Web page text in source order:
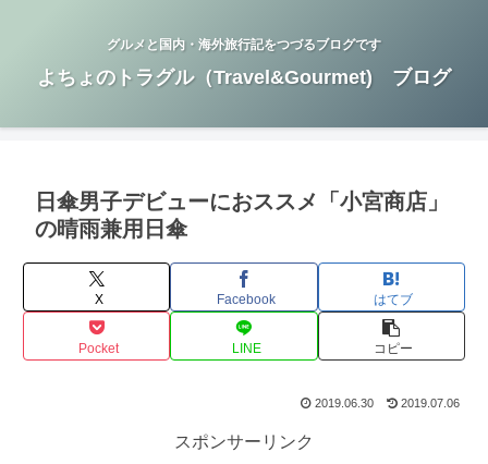
グルメと国内・海外旅行記をつづるブログです
よちょのトラグル（Travel&Gourmet) ブログ
日傘男子デビューにおススメ「小宮商店」
の晴雨兼用日傘
X Facebook はてブ
Pocket LINE コピー
2019.06.30 2019.07.06
スポンサーリンク